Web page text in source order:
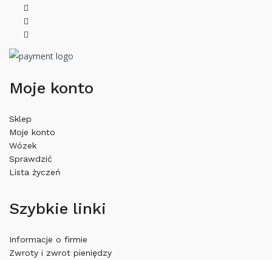
Moje konto
Sklep
Moje konto
Wózek
Sprawdzić
Lista życzeń
Szybkie linki
Informacje o firmie
Zwroty i zwrot pieniędzy